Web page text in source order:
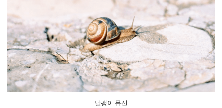
달팽이 뮤신